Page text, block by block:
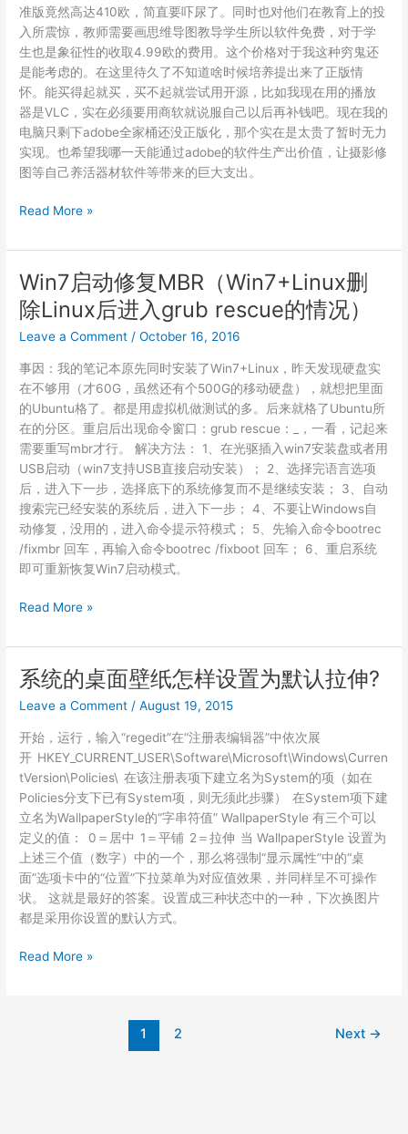
准版竟然高达410欧，简直要吓尿了。同时也对他们在教育上的投
入所震惊，教师需要画思维导图教导学生所以软件免费，对于学
生也是象征性的收取4.99欧的费用。这个价格对于我这种穷鬼还
是能考虑的。在这里待久了不知道啥时候培养提出来了正版情
怀。能买得起就买，买不起就尝试用开源，比如我现在用的播放
器是VLC，实在必须要用商软就说服自己以后再补钱吧。现在我的
电脑只剩下adobe全家桶还没正版化，那个实在是太贵了暂时无力
实现。也希望我哪一天能通过adobe的软件生产出价值，让摄影修
图等自己养活器材软件等带来的巨大支出。
MindManager
版
化
了
一
下
Read More »
Win7启动修复MBR（Win7+Linux删
除Linux后进入grub rescue的情况）
Leave a Comment /October 16, 2016
事因：我的笔记本原先同时安装了Win7+Linux，昨天发现硬盘实
在不够用（才60G，虽然还有个500G的移动硬盘），就想把里面
的Ubuntu格了。都是用虚拟机做测试的多。后来就格了Ubuntu所
在的分区。重启后出现命令窗口：grub rescue：_，一看，记起来
需要重写mbr才行。 解决方法： 1、在光驱插入win7安装盘或者用
USB启动（win7支持USB直接启动安装）； 2、选择完语言选项
后，进入下一步，选择底下的系统修复而不是继续安装； 3、自动
搜索完已经安装的系统后，进入下一步； 4、不要让Windows自
动修复，没用的，进入命令提示符模式； 5、先输入命令bootrec
/fixmbr 回车，再输入命令bootrec /fixboot 回车； 6、重启系统
即可重新恢复Win7启动模式。
Win7
动
修
复
MBR（Win7+Linux
除
Linux
后
进
入
grub
rescue
的
情
况）
Read More »
系统的桌面壁纸怎样设置为默认拉伸?
Leave a Comment /August 19, 2015
开始，运行，输入“regedit”在“注册表编辑器”中依次展
开 HKEY_CURRENT_USER\Software\Microsoft\Windows\Curren
tVersion\Policies\ 在该注册表项下建立名为System的项（如在
Policies分支下已有System项，则无须此步骤） 在System项下建
立名为WallpaperStyle的“字串符值” WallpaperStyle 有三个可以
定义的值： 0＝居中 1＝平铺 2＝拉伸 当 WallpaperStyle 设置为
上述三个值（数字）中的一个，那么将强制“显示属性”中的“桌
面”选项卡中的“位置”下拉菜单为对应值效果，并同样呈不可操作
状。 这就是最好的答案。设置成三种状态中的一种，下次换图片
都是采用你设置的默认方式。
系
Read More »
1 2 Next →